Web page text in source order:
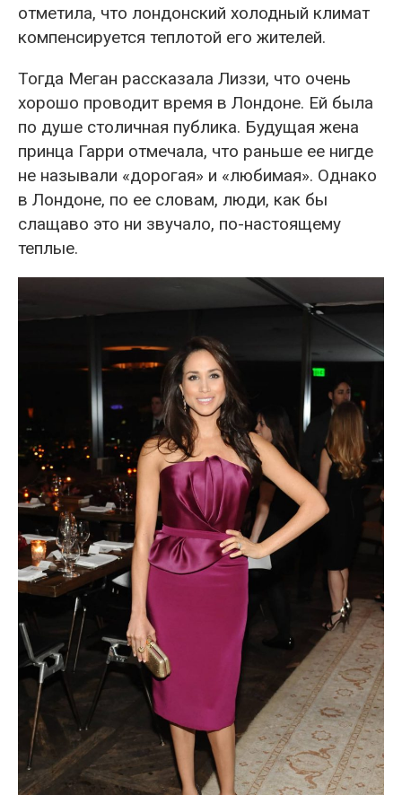
отметила, что лондонский холодный климат
компенсируется теплотой его жителей.
Тогда Меган рассказала Лиззи, что очень
хорошо проводит время в Лондоне. Ей была
по душе столичная публика. Будущая жена
принца Гарри отмечала, что раньше ее нигде
не называли «дорогая» и «любимая». Однако
в Лондоне, по ее словам, люди, как бы
слащаво это ни звучало, по-настоящему
теплые.